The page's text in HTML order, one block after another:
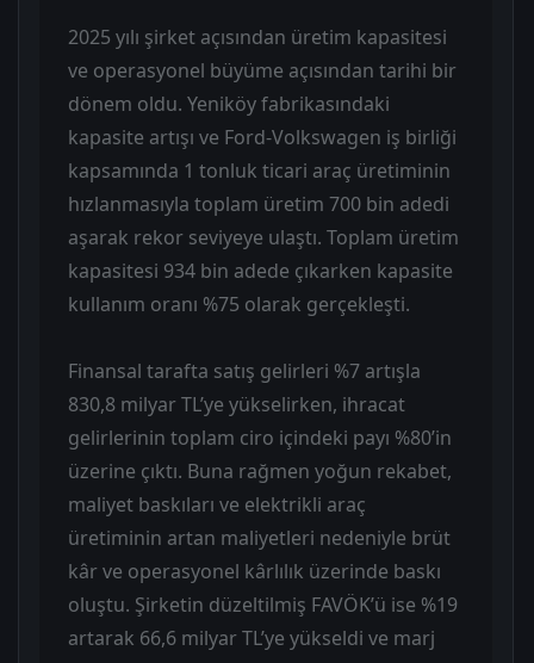
2025 yılı şirket açısından üretim kapasitesi
ve operasyonel büyüme açısından tarihi bir
dönem oldu. Yeniköy fabrikasındaki
kapasite artışı ve Ford-Volkswagen iş birliği
kapsamında 1 tonluk ticari araç üretiminin
hızlanmasıyla toplam üretim 700 bin adedi
aşarak rekor seviyeye ulaştı. Toplam üretim
kapasitesi 934 bin adede çıkarken kapasite
kullanım oranı %75 olarak gerçekleşti.
Finansal tarafta satış gelirleri %7 artışla
830,8 milyar TL’ye yükselirken, ihracat
gelirlerinin toplam ciro içindeki payı %80’in
üzerine çıktı. Buna rağmen yoğun rekabet,
maliyet baskıları ve elektrikli araç
üretiminin artan maliyetleri nedeniyle brüt
kâr ve operasyonel kârlılık üzerinde baskı
oluştu. Şirketin düzeltilmiş FAVÖK’ü ise %19
artarak 66,6 milyar TL’ye yükseldi ve marj